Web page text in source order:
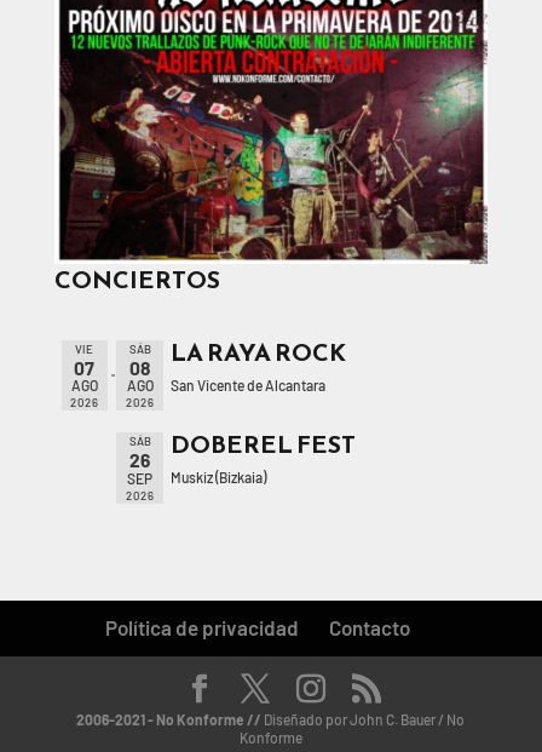
CONCIERTOS
VIE
07
AGO
2026
SÁB
08
AGO
2026
LA RAYA ROCK
San Vicente de Alcantara
SÁB
26
SEP
2026
DOBEREL FEST
Muskiz (Bizkaia)
Política de privacidad Contacto
2006-2021 - No Konforme // Diseñado por John C. Bauer / No
Konforme